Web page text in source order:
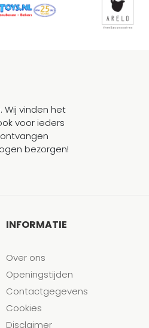
Wij vinden het
voor ieders
bezorgen!
INFORMATIE
Over ons
Openingstijden
Contactgegevens
Cookies
Disclaimer